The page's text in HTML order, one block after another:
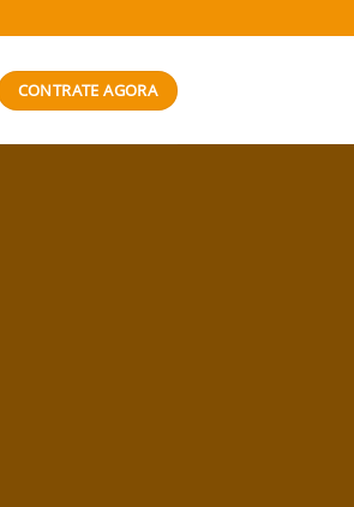
CONTRATE AGORA